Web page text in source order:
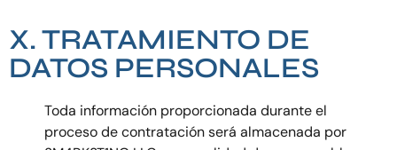
X. TRATAMIENTO DE
DATOS PERSONALES
Toda información proporcionada durante el
proceso de contratación será almacenada por